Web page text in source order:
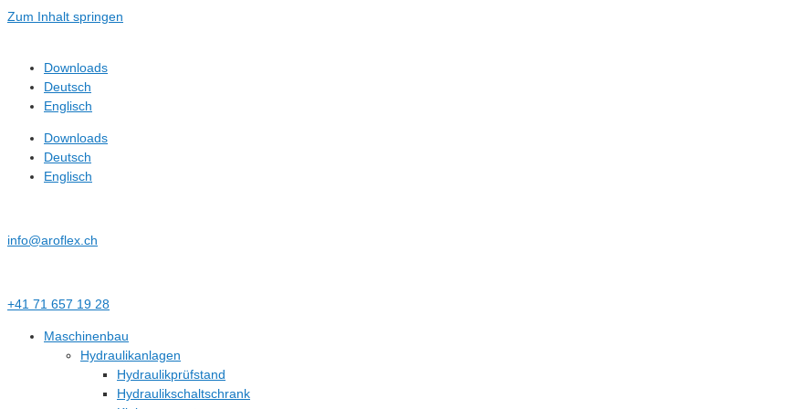
Zum Inhalt springen
Downloads
Deutsch
Englisch
Downloads
Deutsch
Englisch
info@aroflex.ch
+41 71 657 19 28
Maschinenbau
Hydraulikanlagen
Hydraulikprüfstand
Hydraulikschaltschrank